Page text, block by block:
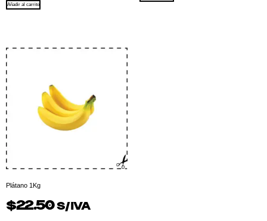
Añadir al carrito
Plátano 1Kg
$22.50 S/IVA